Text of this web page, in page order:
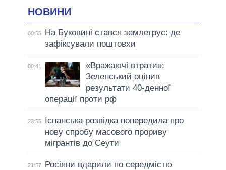
НОВИНИ
00:55
На Буковині стався землетрус: де
зафіксували поштовхи
00:41
«Вражаючі втрати»:
Зеленський оцінив
результати 40-денної
операції проти рф
23:55
Іспанська розвідка попередила про
нову спробу масового прориву
мігрантів до Сеути
21:57
Росіяни вдарили по середмістю